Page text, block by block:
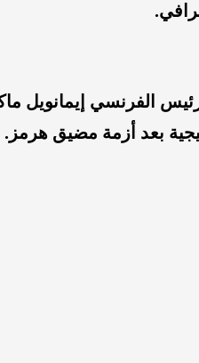
الفرنسي إيمانويل
بعد أزمة مضيق هرمز.